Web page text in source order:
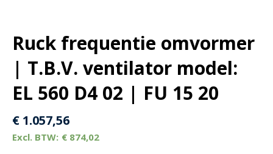
Ruck frequentie omvormer
| T.B.V. ventilator model:
EL 560 D4 02 | FU 15 20
€ 1.057,56
€ 874,02